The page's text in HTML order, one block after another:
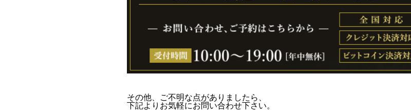
その他、ご不明な点がありましたら、
下記よりお気軽にお問い合わせ下さい。